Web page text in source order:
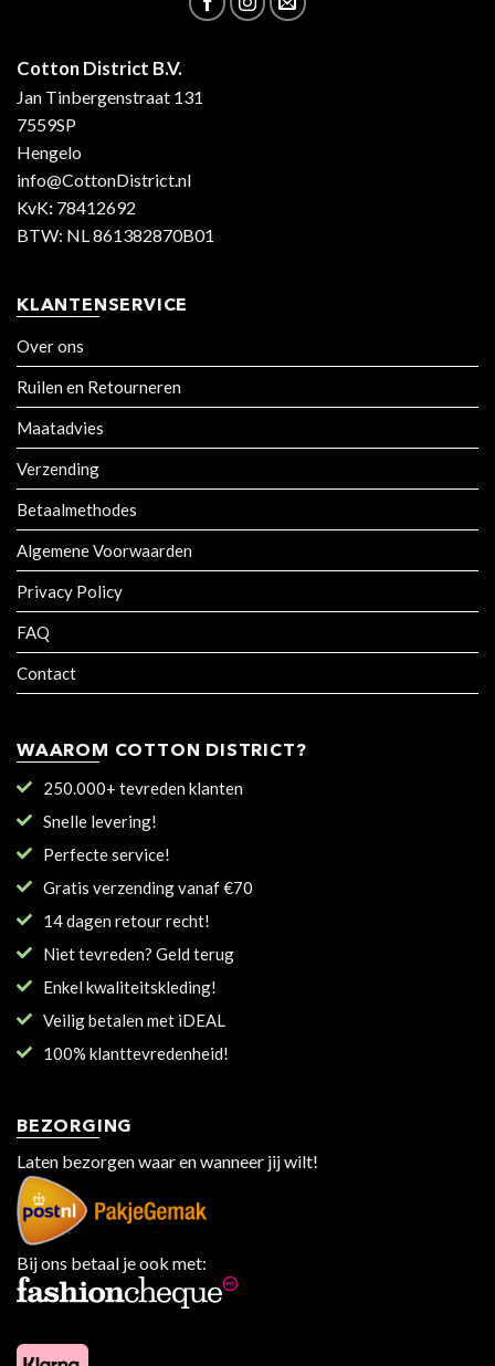
Cotton District B.V.
Jan Tinbergenstraat 131
7559SP
Hengelo
info@CottonDistrict.nl
KvK: 78412692
BTW: NL 861382870B01
KLANTENSERVICE
Over ons
Ruilen en Retourneren
Maatadvies
Verzending
Betaalmethodes
Algemene Voorwaarden
Privacy Policy
FAQ
Contact
WAAROM COTTON DISTRICT?
250.000+ tevreden klanten
Snelle levering!
Perfecte service!
Gratis verzending vanaf €70
14 dagen retour recht!
Niet tevreden? Geld terug
Enkel kwaliteitskleding!
Veilig betalen met iDEAL
100% klanttevredenheid!
BEZORGING
Laten bezorgen waar en wanneer jij wilt!
Bij ons betaal je ook met: